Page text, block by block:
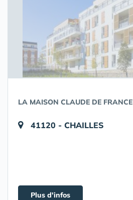
LA MAISON CLAUDE DE FRANCE
41120 - CHAILLES
Plus d'infos